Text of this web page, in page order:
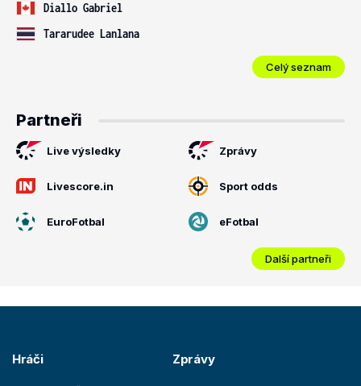
Diallo Gabriel
Tararudee Lanlana
Celý seznam
Partneři
Live výsledky Zprávy
Livescore.in Sport odds
EuroFotbal eFotbal
Další partneři
Hráči Zprávy